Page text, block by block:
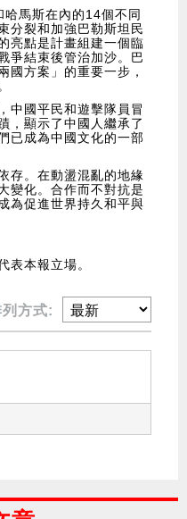
馬斯在內的14個不同
分裂和加強巴勒斯坦民
亮點是計畫組建一個臨
爭結束後管治加沙。巴
國方案」的重要一步，
中國平民和遊擊隊員冒
，顯示了中國人繼承了
已成為中國文化的一部
存。在動盪混亂的地緣
變化。合作而不對抗是
為促進世界持久和平與
表本報立場。
列方式: